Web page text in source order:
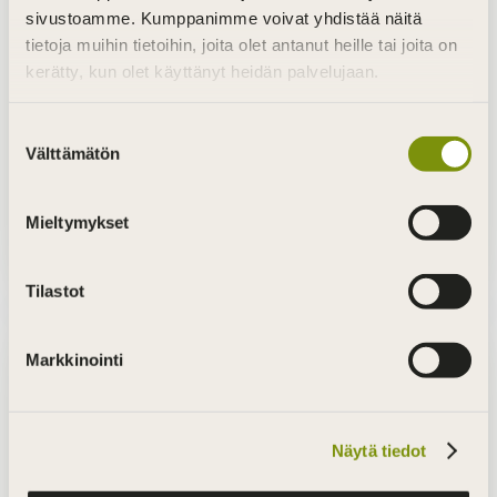
sivustoamme. Kumppanimme voivat yhdistää näitä
tietoja muihin tietoihin, joita olet antanut heille tai joita on
kerätty, kun olet käyttänyt heidän palvelujaan.
valinta
Välttämätön
Mieltymykset
Tilastot
Markkinointi
Näytä tiedot
Katso Värisilmä-kauppiaan sisustusvinkit!